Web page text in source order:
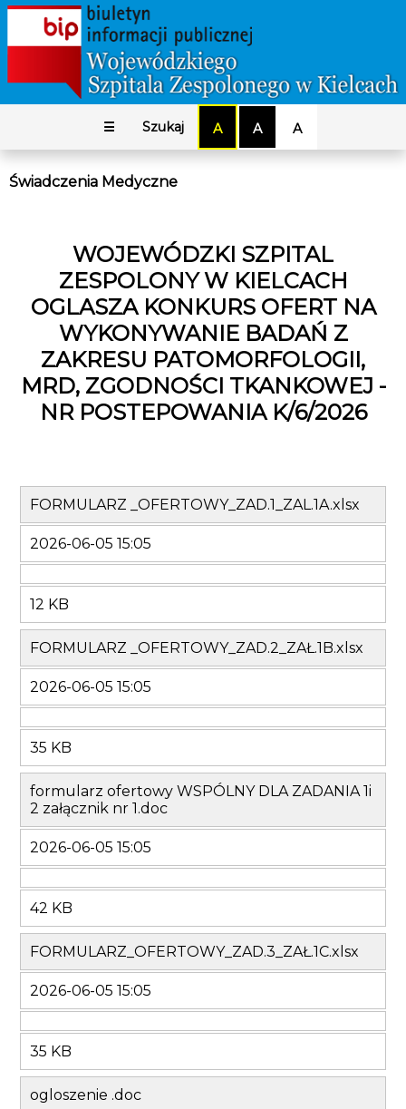
☰ Szukaj A A A
Świadczenia Medyczne
WOJEWÓDZKI SZPITAL
ZESPOLONY W KIELCACH
OGLASZA KONKURS OFERT NA
WYKONYWANIE BADAŃ Z
ZAKRESU PATOMORFOLOGII,
MRD, ZGODNOŚCI TKANKOWEJ -
NR POSTEPOWANIA K/6/2026
FORMULARZ _OFERTOWY_ZAD.1_ZAL.1A.xlsx
2026-06-05 15:05
12 KB
FORMULARZ _OFERTOWY_ZAD.2_ZAŁ.1B.xlsx
2026-06-05 15:05
35 KB
formularz ofertowy WSPÓLNY DLA ZADANIA 1i
2 załącznik nr 1.doc
2026-06-05 15:05
42 KB
FORMULARZ_OFERTOWY_ZAD.3_ZAŁ.1C.xlsx
2026-06-05 15:05
35 KB
ogloszenie .doc